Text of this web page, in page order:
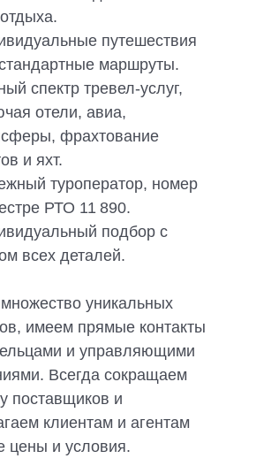
путешествия
маршруты.
спектр тревел-услуг,
отели, авиа,
фрахтование
и яхт.
туроператор, номер
РТО 11 890.
подбор с
всех деталей.
уникальных
имеем прямые контакты
и управляющими
Всегда сокращаем
поставщиков и
клиентам и агентам
цены и условия.